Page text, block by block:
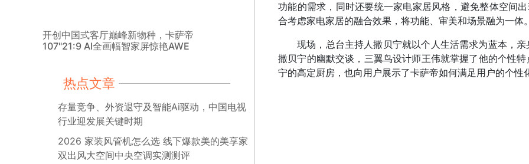
开创中国式客厅巅峰新物种，卡萨帝
107"21:9 AI全画幅智家屏惊艳AWE
热点文章
存量竞争、外资退守及智能Ai驱动，中国电视
行业迎发展关键时期
2026 家装风管机怎么选 线下爆款美的美享家
双出风大空间中央空调实测测评
功能的需求，同时还要统一家电家居风格，避免整体空间
合考虑家电家居的融合效果，将功能、审美和场景融为一体
现场，总台主持人撒贝宁就以个人生活需求为蓝本，
撒贝宁的幽默交谈，三翼鸟设计师王伟就掌握了他的个性
宁的高定厨房，也向用户展示了卡萨帝如何满足用户的个性